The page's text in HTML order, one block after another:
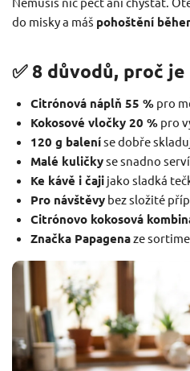
do misky a máš pohoštění
✅ 8 důvodů, proč
Citrónová náplň 55 %pro
Kokosové vločky 20 %pro
120 g baleníse dobře
Malé kuličkyse snadno
Ke kávě i čajijako sladká
Pro návštěvybez složité
Citrónovo kokosová
Značka Papagenaze